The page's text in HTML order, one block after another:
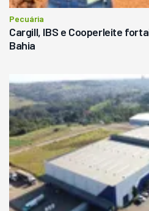
Pecuária
Cargill, IBS e Cooperleite
Bahia